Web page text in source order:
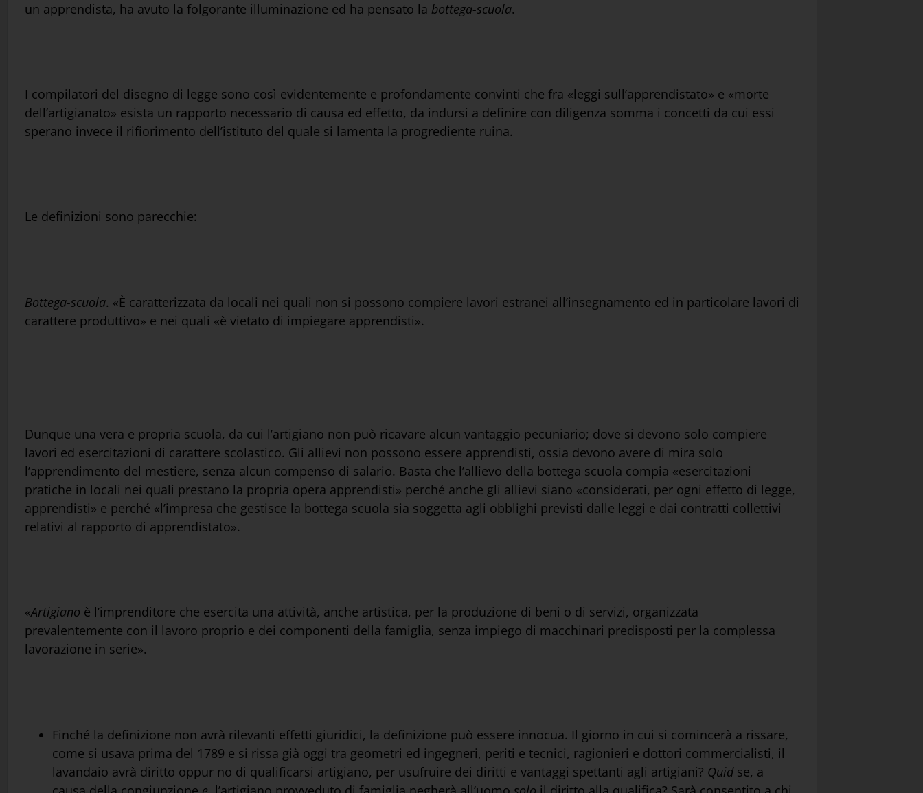
un apprendista, ha avuto la folgorante illuminazione ed ha pensato la bottega-scuola.
I compilatori del disegno di legge sono così evidentemente e profondamente convinti che fra «leggi sull’apprendistato» e «morte
dell’artigianato» esista un rapporto necessario di causa ed effetto, da indursi a definire con diligenza somma i concetti da cui essi
sperano invece il rifiorimento dell’istituto del quale si lamenta la progrediente ruina.
Le definizioni sono parecchie:
Bottega-scuola. «È caratterizzata da locali nei quali non si possono compiere lavori estranei all’insegnamento ed in particolare lavori di
carattere produttivo» e nei quali «è vietato di impiegare apprendisti».
Dunque una vera e propria scuola, da cui l’artigiano non può ricavare alcun vantaggio pecuniario; dove si devono solo compiere
lavori ed esercitazioni di carattere scolastico. Gli allievi non possono essere apprendisti, ossia devono avere di mira solo
l’apprendimento del mestiere, senza alcun compenso di salario. Basta che l’allievo della bottega scuola compia «esercitazioni
pratiche in locali nei quali prestano la propria opera apprendisti» perché anche gli allievi siano «considerati, per ogni effetto di legge,
apprendisti» e perché «l’impresa che gestisce la bottega scuola sia soggetta agli obblighi previsti dalle leggi e dai contratti collettivi
relativi al rapporto di apprendistato».
«Artigiano è l’imprenditore che esercita una attività, anche artistica, per la produzione di beni o di servizi, organizzata
prevalentemente con il lavoro proprio e dei componenti della famiglia, senza impiego di macchinari predisposti per la complessa
lavorazione in serie».
Finché la definizione non avrà rilevanti effetti giuridici, la definizione può essere innocua. Il giorno in cui si comincerà a rissare,
come si usava prima del 1789 e si rissa già oggi tra geometri ed ingegneri, periti e tecnici, ragionieri e dottori commercialisti, il
lavandaio avrà diritto oppur no di qualificarsi artigiano, per usufruire dei diritti e vantaggi spettanti agli artigiani? Quidse, a